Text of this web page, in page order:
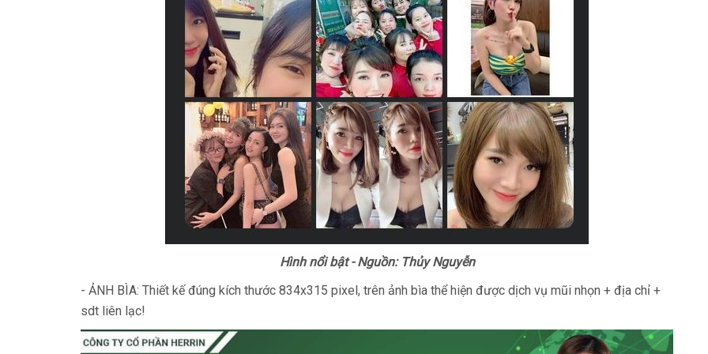
Hình nổi bật - Nguồn: Thủy Nguyễn
- ẢNH BÌA: Thiết kế đúng kích thước 834x315 pixel, trên ảnh bìa thể hiện được dịch vụ mũi nhọn + địa chỉ +
sdt liên lạc!